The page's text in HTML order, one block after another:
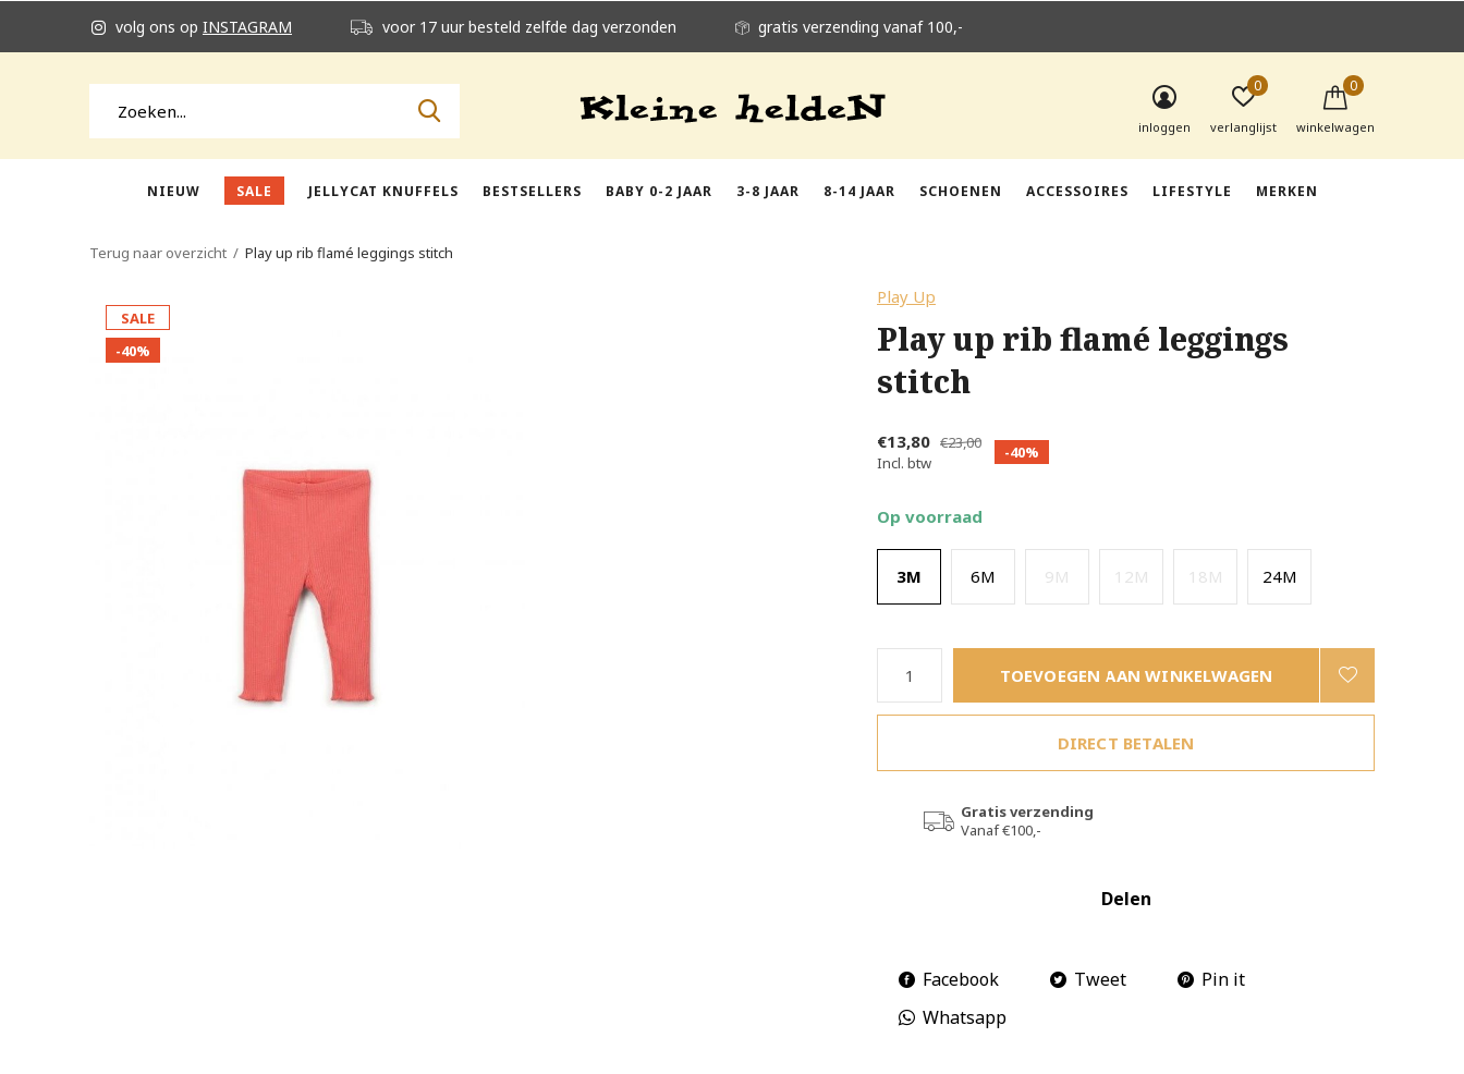
NIEUW SALE JELLYCAT KNUFFELS BESTSELLERS BABY 0-2 JAAR 3-8 JAAR 8-14 JAAR SCHOENEN ACCESSOIRES LIFESTYLE MERKEN
inloggen verlanglijst
0
winkelwagen
0
volg ons op INSTAGRAM voor 17 uur besteld zelfde dag verzonden gratis verzending vanaf 100,-
Terug naar overzicht Play up rib flamé leggings stitch
SALE
-40%
Play Up
Play up rib flamé leggings
stitch
€13,80 €23,00
Incl. btw
-40%
Op voorraad
3M 6M 9M 12M 18M 24M
TOEVOEGEN AAN WINKELWAGEN
DIRECT BETALEN
Gratis verzending
Vanaf €100,-
Delen
Facebook Tweet
Pin it
Whatsapp